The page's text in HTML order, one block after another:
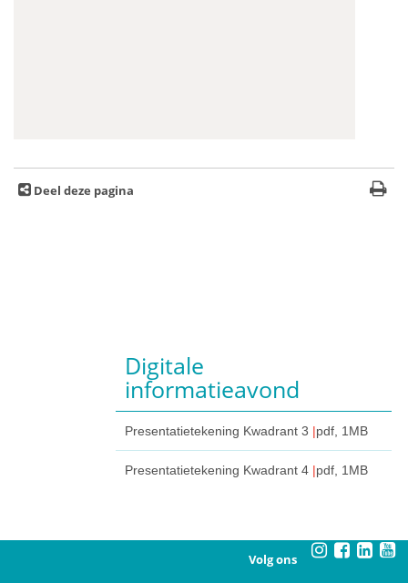
Deel deze pagina
Digitale
informatieavond
Presentatietekening Kwadrant 3 pdf, 1MB
Presentatietekening Kwadrant 4 pdf, 1MB
Volg ons